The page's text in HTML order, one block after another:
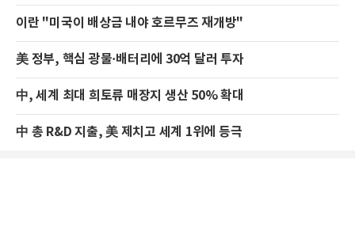
이란 "미국이 배상금 내야 호르무즈 재개방"
美 정부, 핵심 광물·배터리에 30억 달러 투자
中, 세계 최대 희토류 매장지 생산 50% 확대
中 총 R&D 지출, 美 제치고 세계 1위에 등극